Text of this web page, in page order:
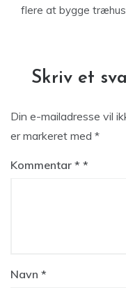
flere at bygge
Skriv et
Din e-mailadresse vil
er markeret med *
Kommentar *
Navn *